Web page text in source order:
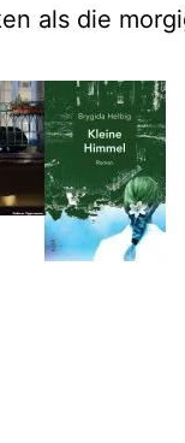
als die